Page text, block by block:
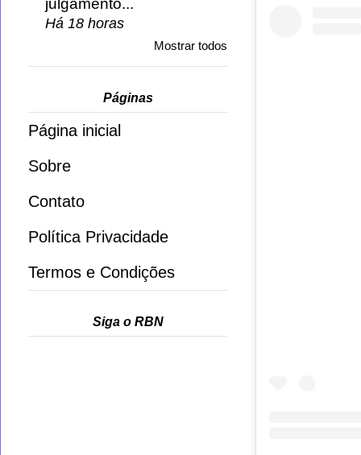
julgamento...
Há 18 horas
Mostrar todos
Páginas
Página inicial
Sobre
Contato
Política Privacidade
Termos e Condições
Siga o RBN